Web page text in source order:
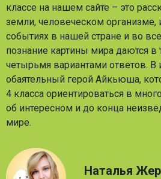
классе на нашем сайте – это
земли, человеческом организме,
событиях в нашей стране и во
познание картины мира даются в
четырьмя вариантами ответов. В
обаятельный герой Айкьюша,
4 класса ориентироваться в
об интересном и до конца
мире.
Наталья